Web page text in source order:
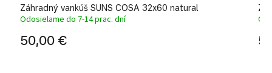
Záhradný vankúš SUNS COSA 32x60 natural
Odosielame do 7-14 prac. dní
50,00 €